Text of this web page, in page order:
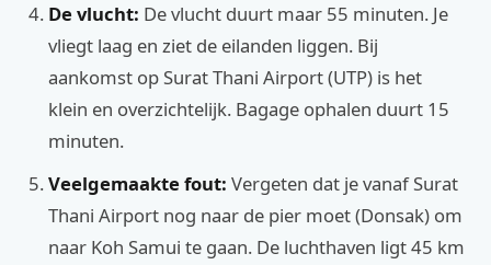
De vlucht: De vlucht duurt maar 55 minuten. Je
vliegt laag en ziet de eilanden liggen. Bij
aankomst op Surat Thani Airport (UTP) is het
klein en overzichtelijk. Bagage ophalen duurt 15
minuten.
Veelgemaakte fout: Vergeten dat je vanaf Surat
Thani Airport nog naar de pier moet (Donsak) om
naar Koh Samui te gaan. De luchthaven ligt 45 km